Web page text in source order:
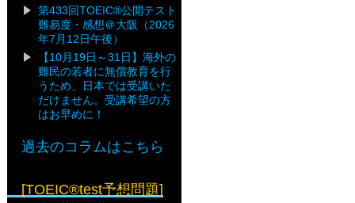
第433回TOEIC®公開テスト
難易度・感想＠大阪（2026
年7月12日午後）
【10月19日～31日】海外の
難民の若者に無償教育を行
うため、日本では受講いた
だけません。受講希望の方
はお早めに！
過去のコラムはこちら
[TOEIC®test予想問題]